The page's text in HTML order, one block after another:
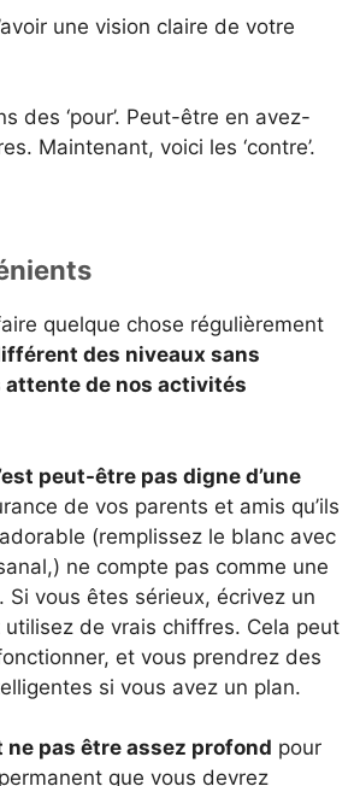
une vision claire de votre
des ‘pour’. Peut-être en avez-
Maintenant, voici les ‘contre’.
quelque chose régulièrement
des niveaux sans
attente de nos activités
peut-être pas digne d’une
de vos parents et amis qu’ils
(remplissez le blanc avec
ne compte pas comme une
Si vous êtes sérieux, écrivez un
utilisez de vrais chiffres. Cela peut
et vous prendrez des
si vous avez un plan.
ne pas être assez profond pour
que vous devrez